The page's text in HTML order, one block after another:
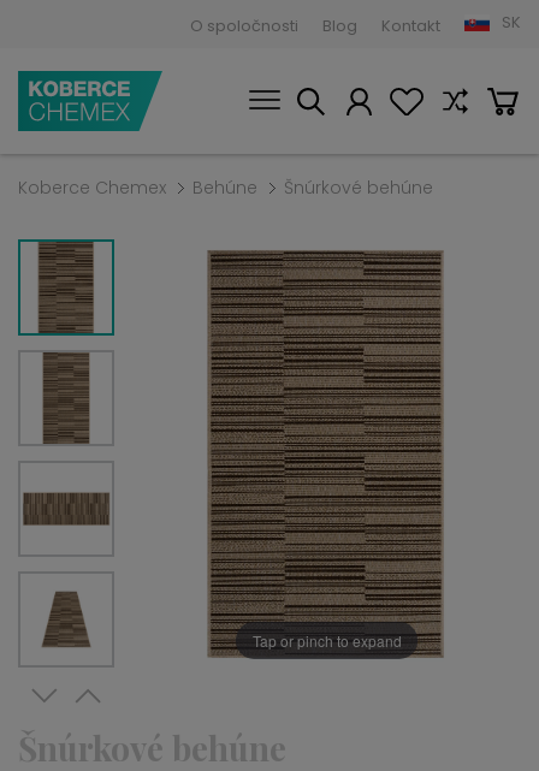
O spoločnosti Blog Kontakt SK
Koberce Chemex Behúne Šnúrkové behúne
Tap or pinch to expand
Šnúrkové behúne